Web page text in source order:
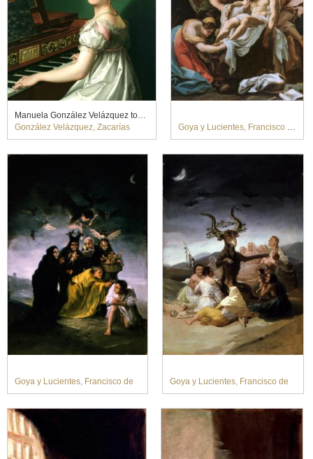
Manuela González Velázquez tocando el piano
González Velázquez, Zacarías
Goya y Lucientes, Francisco de
Goya y Lucientes, Francisco de Goya y Lucientes, Francisco de